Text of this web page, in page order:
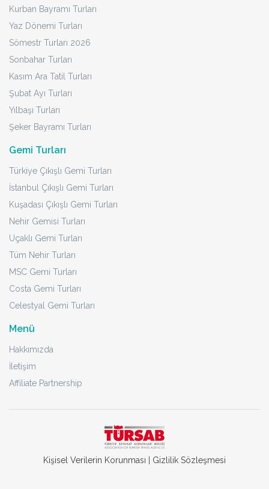
Kurban Bayramı Turları
Yaz Dönemi Turları
Sömestr Turları 2026
Sonbahar Turları
Kasım Ara Tatil Turları
Şubat Ayı Turları
Yılbaşı Turları
Şeker Bayramı Turları
Gemi Turları
Türkiye Çıkışlı Gemi Turları
İstanbul Çıkışlı Gemi Turları
Kuşadası Çıkışlı Gemi Turları
Nehir Gemisi Turları
Uçaklı Gemi Turları
Tüm Nehir Turları
MSC Gemi Turları
Costa Gemi Turları
Celestyal Gemi Turları
Menü
Hakkımızda
İletişim
Affiliate Partnership
Kişisel Verilerin Korunması Gizlilik Sözleşmesi